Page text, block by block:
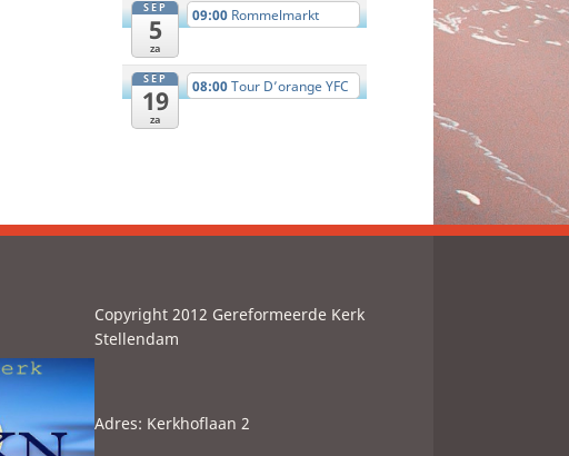
SEP
5
za
09:00 Rommelmarkt
SEP
19
za
08:00Tour D’orange YFC
Copyright 2012 Gereformeerde Kerk
Stellendam
Adres: Kerkhoflaan 2